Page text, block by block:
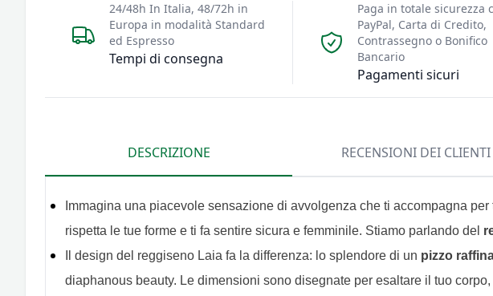
Tempi di consegna
24/48h In Italia, 48/72h in
Europa in modalità Standard
ed Espresso
Pagamenti sicuri
Paga in totale sicurezza
PayPal, Carta di Credito,
Contrassegno o Bonifico
Bancario
DESCRIZIONE RECENSIONI DEI CLIENTI
Immagina una piacevole sensazione di avvolgenza che ti accompagna
rispetta le tue forme e ti fa sentire sicura e femminile. Stiamo parlando del
Il design del reggiseno Laia fa la differenza: lo splendore di un pizzo
diaphanous beauty. Le dimensioni sono disegnate per esaltare il tuo corpo,